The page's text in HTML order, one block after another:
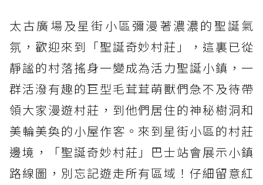
太古廣場及星街小區彌漫著濃濃的聖誕氣
氛，歡迎來到「聖誕奇妙村莊」，這裏已從
靜謐的村落搖身一變成為活力聖誕小鎮，一
群活潑有趣的巨型毛茸茸萌獸們急不及待帶
領大家漫遊村莊，到他們居住的神秘樹洞和
美輪美奐的小屋作客。來到星街小區的村莊
邊境，「聖誕奇妙村莊」巴士站會展示小鎮
路線圖，別忘記遊走所有區域！仔細留意紅